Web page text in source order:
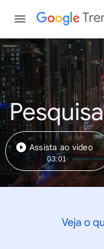
Assista ao vídeo
03:01
Veja o